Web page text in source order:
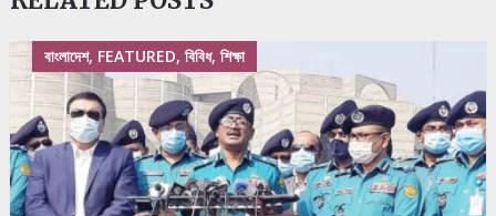
বাংলাদেশ, FEATURED, বিবিধ, শিক্ষা